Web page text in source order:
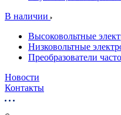
В наличии
Высоковольтные
Низковольтные
Преобразователи
Новости
Контакты